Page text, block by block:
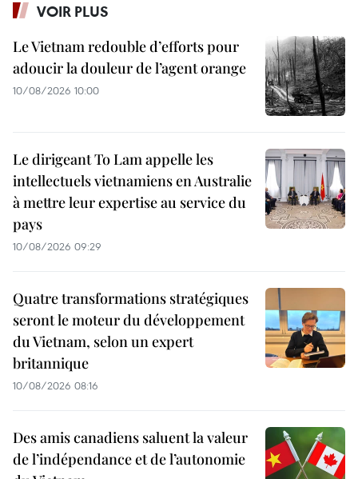
VOIR PLUS
Le Vietnam redouble d’efforts pour
adoucir la douleur de l’agent orange
10/08/2026 10:00
Le dirigeant To Lam appelle les
intellectuels vietnamiens en Australie
à mettre leur expertise au service du
pays
10/08/2026 09:29
Quatre transformations stratégiques
seront le moteur du développement
du Vietnam, selon un expert
britannique
10/08/2026 08:16
Des amis canadiens saluent la valeur
de l’indépendance et de l’autonomie